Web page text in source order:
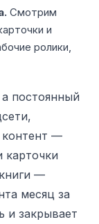
Смотрим
и
ролики,
постоянный
контент —
карточки
—
месяц за
и закрывает